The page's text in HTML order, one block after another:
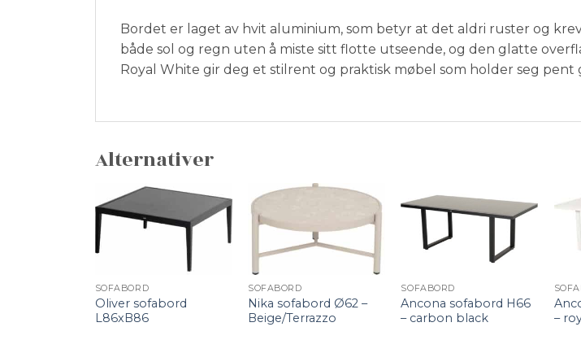
Bordet er laget av hvit aluminium, som betyr at det aldri ruster og
både sol og regn uten å miste sitt flotte utseende, og den glatte
Royal White gir deg et stilrent og praktisk møbel som holder seg pent
Alternativer
SOFABORD
Oliver sofabord
L86xB86
+
SOFABORD
Nika sofabord Ø62 –
Beige/Terrazzo
SOFABORD
Ancona sofabord H66
– carbon black
–